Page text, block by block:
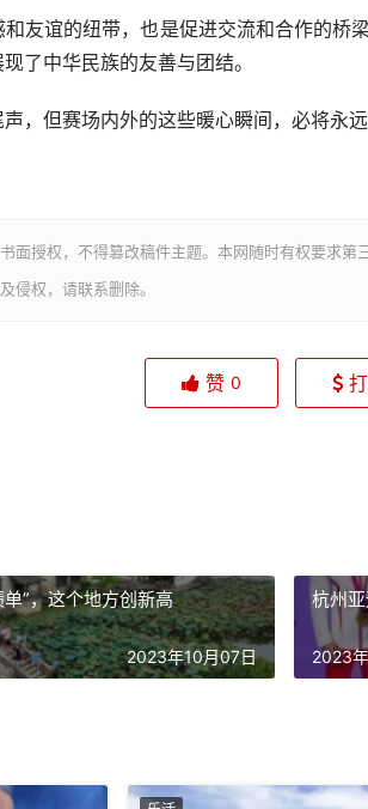
谊的纽带，也是促进交流和合作的桥
了中华民族的友善与团结。
但赛场内外的这些暖心瞬间，必将永
面授权，不得篡改稿件主题。本网随时有权要求第
侵权，请联系删除。
赞 0
”，这个地方创新高
2023年10月07日
杭州
2023